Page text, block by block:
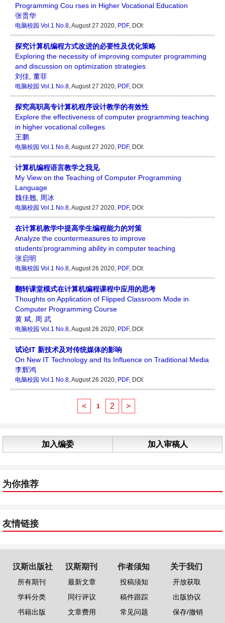
Programming Cou rses in Higher Vocational Education
张贵华
电脑校园 Vol.1 No.8, August 27 2020, PDF, DOI:
探究计算机编程方式改进的必要性及优化策略
Exploring the necessity of improving computer programming
and discussion on optimization strategies
刘佳 董菲
电脑校园 Vol.1 No.8, August 27 2020, PDF, DOI:
探究高职高专计算机程序设计教学的有效性
Explore the effectiveness of computer programming teaching
in higher vocational colleges
王鹏
电脑校园 Vol.1 No.8, August 27 2020, PDF, DOI:
计算机编程语言教学之我见
My View on the Teaching of Computer Programming
Language
魏佳翘
周冰
电脑校园 Vol.1 No.8, August 27 2020, PDF, DOI:
在计算机教学中提高学生编程能力的对策
Analyze the countermeasures to improve
students’programming ability in computer teaching
张启明
电脑校园 Vol.1 No.8, August 26 2020, PDF, DOI:
翻转课堂模式在计算机编程课程中应用的思考
Thoughts on Application of Flipped Classroom Mode in
Computer Programming Course
黄 斌
周 武
电脑校园 Vol.1 No.8, August 26 2020, PDF, DOI:
试论IT 新技术及对传统媒体的影响
On New IT Technology and Its Influence on Traditional Media
李辉鸿
电脑校园 Vol.1 No.8, August 26 2020, PDF, DOI:
< 1 2 >
加入编委 加入审稿人
为你推荐
友情链接
汉斯出版社
所有期刊
学科分类
书籍出版
汉斯期刊
最新文章
同行评议
文章费用
作者须知
投稿须知
稿件跟踪
常见问题
关于我们
开放获取
出版协议
保存/撤销